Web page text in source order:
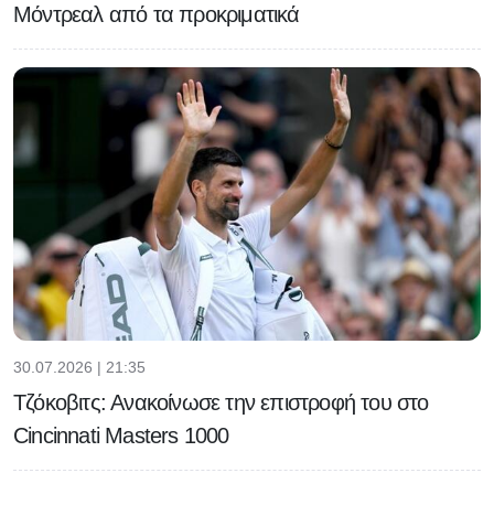
Μόντρεαλ από τα προκριματικά
30.07.2026 | 21:35
Τζόκοβιτς: Ανακοίνωσε την επιστροφή του στο
Cincinnati Masters 1000